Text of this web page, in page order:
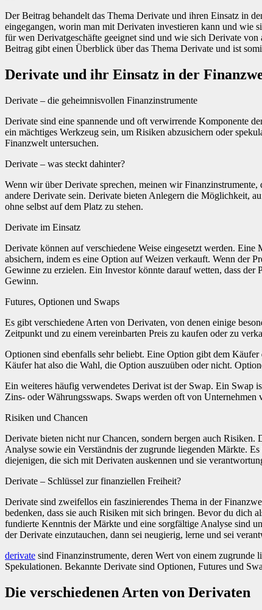
Der Beitrag behandelt das Thema Derivate und ihren Einsatz in
eingegangen, worin man mit Derivaten investieren kann und wie
für wen Derivatgeschäfte geeignet sind und wie sich Derivate
Beitrag gibt einen Überblick über das Thema Derivate und ist
Derivate und ihr Einsatz in der
Derivate – die geheimnisvollen Finanzinstrumente
Derivate sind eine spannende und oft verwirrende Komponente
ein mächtiges Werkzeug sein, um Risiken abzusichern oder
Finanzwelt untersuchen.
Derivate – was steckt dahinter?
Wenn wir über Derivate sprechen, meinen wir
andere Derivate sein. Derivate bieten Anlegern die Möglichkeit,
ohne selbst auf dem Platz zu stehen.
Derivate im Einsatz
Derivate können auf verschiedene Weise eingesetzt werden.
absichern, indem es eine Option auf Weizen verkauft. Wenn der
Gewinne zu erzielen. Ein Investor könnte darauf wetten, dass
Gewinn.
Futures, Optionen und Swaps
Es gibt verschiedene Arten von Derivaten, von denen einige
Zeitpunkt und zu einem vereinbarten Preis zu kaufen oder zu
Optionen sind ebenfalls sehr beliebt. Eine Option gibt dem
Käufer hat also die Wahl, die Option auszuüben oder nicht.
Ein weiteres häufig verwendetes Derivat ist der Swap. Ein Swap
Zins- oder Währungsswaps. Swaps werden oft von
Risiken und Chancen
Derivate bieten nicht nur Chancen, sondern bergen auch
Analyse sowie ein Verständnis der zugrunde liegenden Märkte.
diejenigen, die sich mit Derivaten auskennen und sie
Derivate – Schlüssel zur finanziellen Freiheit?
Derivate sind zweifellos ein faszinierendes Thema in der
bedenken, dass sie auch Risiken mit sich bringen. Bevor du dich
fundierte Kenntnis der Märkte und eine sorgfältige Analyse sind
der Derivate einzutauchen, dann sei neugierig, lerne und sei
derivate sind Finanzinstrumente, deren Wert von einem
Spekulationen. Bekannte Derivate sind Optionen, Futures und
Die verschiedenen Arten von Derivaten